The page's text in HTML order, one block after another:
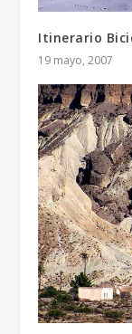
Itinerario
19 mayo, 2007